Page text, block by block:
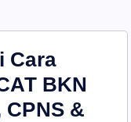
Cara
BKN
&